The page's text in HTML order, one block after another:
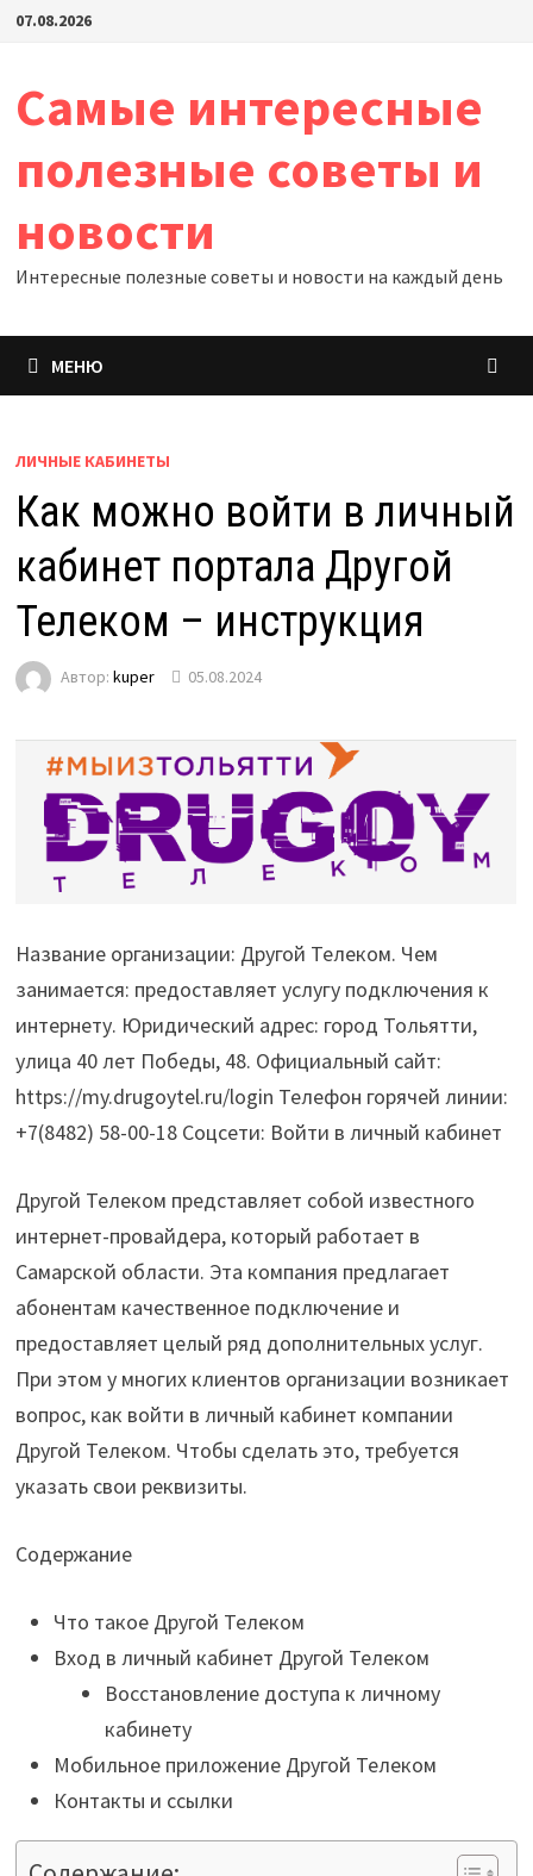
Перейти
07.08.2026
Самые интересные
полезные советы и
новости
Интересные полезные советы и новости на каждый день
МЕНЮ
ЛИЧНЫЕ КАБИНЕТЫ
Как можно войти в личный
кабинет портала Другой
Телеком – инструкция
Автор: kuper 05.08.2024
Название организации: Другой Телеком. Чем
занимается: предоставляет услугу подключения к
интернету. Юридический адрес: город Тольятти,
улица 40 лет Победы, 48. Официальный сайт:
https://my.drugoytel.ru/login Телефон горячей линии:
+7(8482) 58-00-18 Соцсети: Войти в личный кабинет
Другой Телеком представляет собой известного
интернет-провайдера, который работает в
Самарской области. Эта компания предлагает
абонентам качественное подключение и
предоставляет целый ряд дополнительных услуг.
При этом у многих клиентов организации возникает
вопрос, как войти в личный кабинет компании
Другой Телеком. Чтобы сделать это, требуется
указать свои реквизиты.
Содержание
Что такое Другой Телеком
Вход в личный кабинет Другой Телеком
Восстановление доступа к личному
кабинету
Мобильное приложение Другой Телеком
Контакты и ссылки